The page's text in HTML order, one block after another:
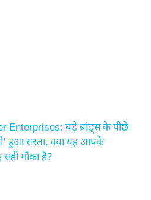
Enterprises: बड़े ब्रांड्स के पीछे
हुआ सस्ता, क्या यह आपके
सही मौका है?